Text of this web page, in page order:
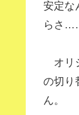
安定な
らさ
オリ
の切り
ん。